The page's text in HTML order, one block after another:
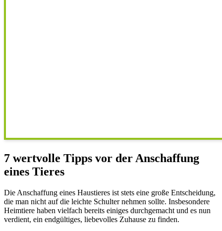
7 wertvolle Tipps vor der Anschaffung
eines Tieres
Die Anschaffung eines Haustieres ist stets eine große Entscheidung,
die man nicht auf die leichte Schulter nehmen sollte. Insbesondere
Heimtiere haben vielfach bereits einiges durchgemacht und es nun
verdient, ein endgültiges, liebevolles Zuhause zu finden.